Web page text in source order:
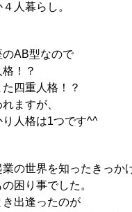
人暮らし。
のAB型なので
！？
四重人格！？
ますが、
り人格は1つです^^
業の世界を知ったきっか
困り事でした。
き出逢ったのが